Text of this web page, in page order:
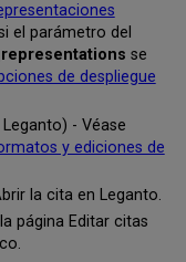
el parámetro del
se
de despliegue
- Véase
y ediciones de
la cita en Leganto.
página Editar citas